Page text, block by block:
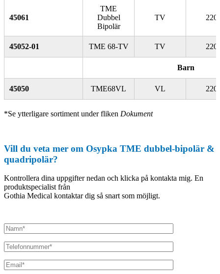
45061
TME
Dubbel
Bipolär
TV 220
45052-01 TME 68-TV TV 220
Barn
45050 TME68VL VL 220
*Se ytterligare sortiment under fliken Dokument
Vill du veta mer om Osypka TME dubbel-bipolär &
quadripolär?
Kontrollera dina uppgifter nedan och klicka på kontakta mig. En
produktspecialist från
Gothia Medical kontaktar dig så snart som möjligt.